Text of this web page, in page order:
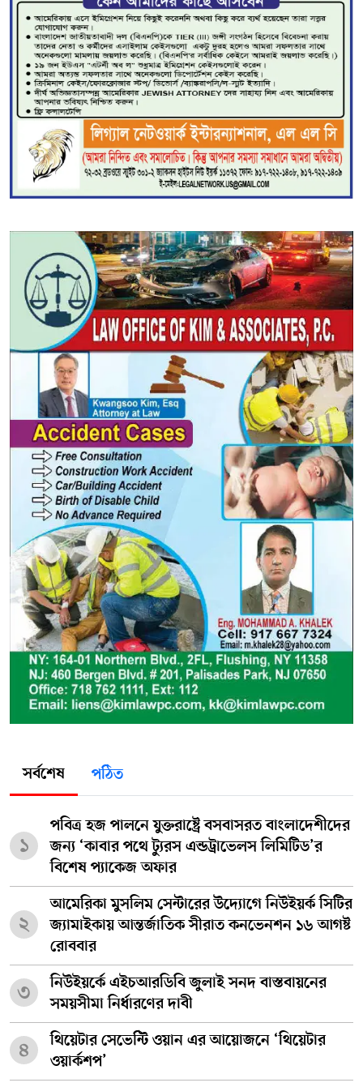
সর্বশেষ পঠিত
১
পবিত্র হজ পালনে যুক্তরাষ্ট্রে বসবাসরত বাংলাদেশীদের
জন্য ‘কাবার পথে ট্যুরস এন্ডট্রাভেলস লিমিটিড’র
বিশেষ প্যাকেজ অফার
২
আমেরিকা মুসলিম সেন্টারের উদ্যোগে নিউইয়র্ক সিটির
জ্যামাইকায় আন্তর্জাতিক সীরাত কনভেনশন ১৬ আগষ্ট
রোববার
৩
নিউইয়র্কে এইচআরডিবি জুলাই সনদ বাস্তবায়নের
সময়সীমা নির্ধারণের দাবী
৪
থিয়েটার সেভেন্টি ওয়ান এর আয়োজনে ‘থিয়েটার
ওয়ার্কশপ’